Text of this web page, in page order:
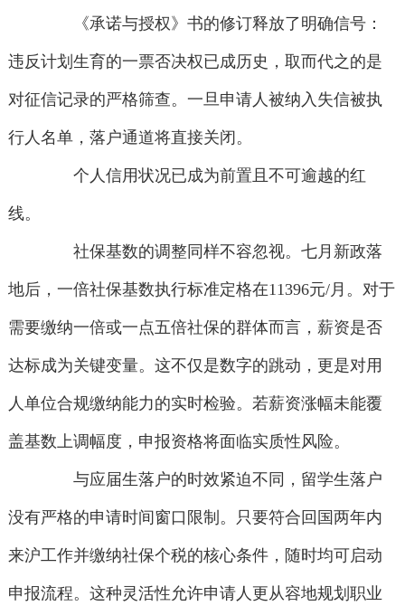
《承诺与授权》书的修订释放了明确信号：
违反计划生育的一票否决权已成历史，取而代之的是
对征信记录的严格筛查。一旦申请人被纳入失信被执
行人名单，落户通道将直接关闭。
个人信用状况已成为前置且不可逾越的红
线。
社保基数的调整同样不容忽视。七月新政落
地后，一倍社保基数执行标准定格在11396元/月。对于
需要缴纳一倍或一点五倍社保的群体而言，薪资是否
达标成为关键变量。这不仅是数字的跳动，更是对用
人单位合规缴纳能力的实时检验。若薪资涨幅未能覆
盖基数上调幅度，申报资格将面临实质性风险。
与应届生落户的时效紧迫不同，留学生落户
没有严格的申请时间窗口限制。只要符合回国两年内
来沪工作并缴纳社保个税的核心条件，随时均可启动
申报流程。这种灵活性允许申请人更从容地规划职业